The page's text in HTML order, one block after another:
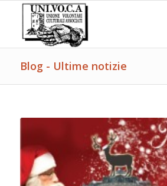
Blog - Ultime notizie